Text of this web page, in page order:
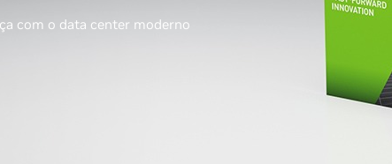
com o data center moderno